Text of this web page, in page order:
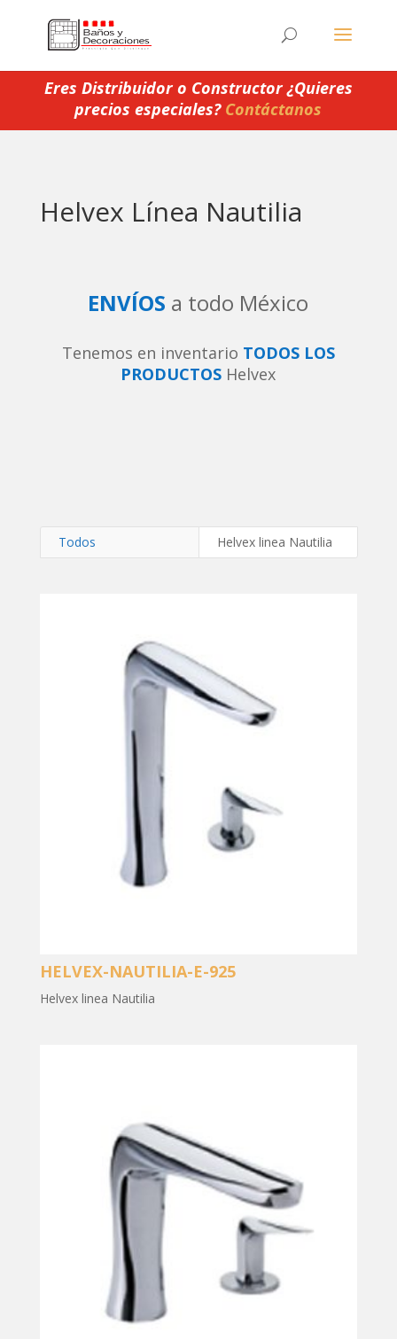
Eres Distribuidor o Constructor ¿Quieres
precios especiales? Contáctanos
Helvex Línea Nautilia
ENVÍOS a todo México
Tenemos en inventario TODOS LOS
PRODUCTOS Helvex
Todos Helvex linea Nautilia
HELVEX-NAUTILIA-E-925
Helvex linea Nautilia